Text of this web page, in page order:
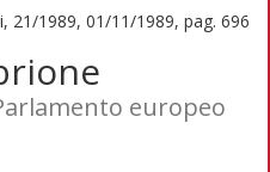
21/1989, 01/11/1989, pag. 696
europeo